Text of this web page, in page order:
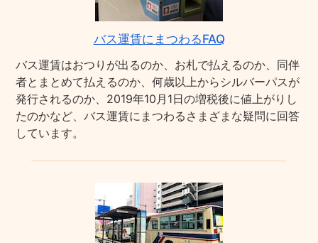
バス運賃にまつわるFAQ
バス運賃はおつりが出るのか、お札で払えるのか、同伴
者とまとめて払えるのか、何歳以上からシルバーパスが
発行されるのか、2019年10月1日の増税後に値上がりし
たのかなど、バス運賃にまつわるさまざまな疑問に回答
しています。